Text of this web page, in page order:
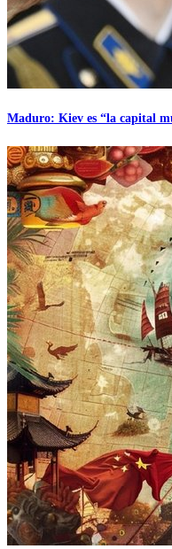
Maduro: Kiev es “la capital